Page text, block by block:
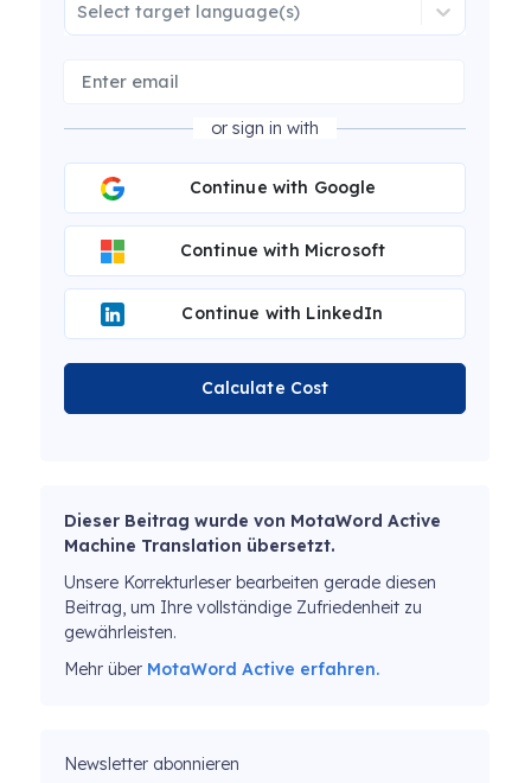
Select target language(s)
or sign in with
Continue with Google
Continue with Microsoft
Continue with LinkedIn
Calculate Cost
Dieser Beitrag wurde von MotaWord Active
Machine Translation übersetzt.
Unsere Korrekturleser bearbeiten gerade diesen
Beitrag, um Ihre vollständige Zufriedenheit zu
gewährleisten.
Mehr über MotaWord Active erfahren.
Newsletter abonnieren